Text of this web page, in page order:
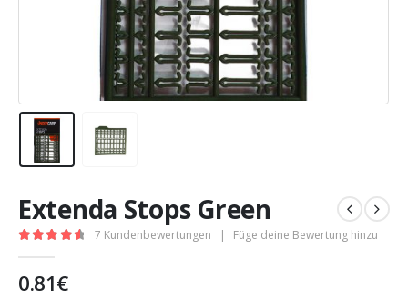
Extenda Stops Green
7 Kundenbewertungen | Füge deine Bewertung hinzu
0.81€